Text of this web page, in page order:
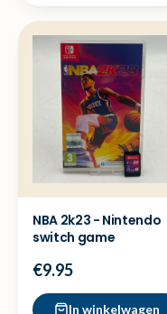
NBA 2k23 - Nintendo
switch game
€9.95
In winkelwagen